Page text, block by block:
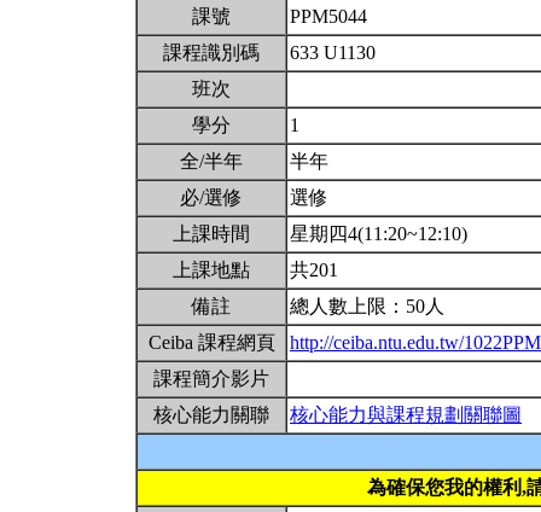
課號
PPM5044
課程識別碼
633 U1130
班次
學分
1
全/半年
半年
必/選修
選修
上課時間
星期四4(11:20~12:10)
上課地點
共201
備註
總人數上限：50人
Ceiba 課程網頁
http://ceiba.ntu.edu.tw/
課程簡介影片
核心能力關聯
核心能力與課程規劃關聯圖
為確保您我的權利,